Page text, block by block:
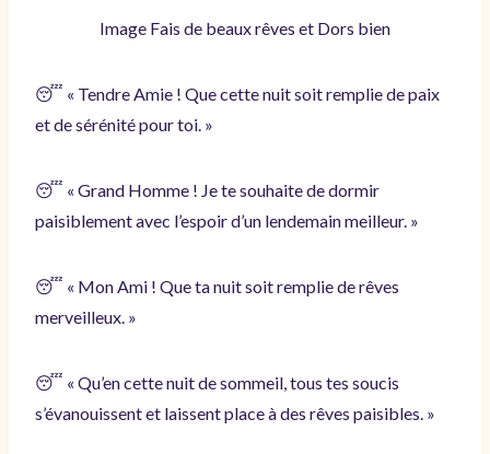
Image Fais de beaux rêves et Dors bien
😴 « Tendre Amie ! Que cette nuit soit remplie de paix
et de sérénité pour toi. »
😴 « Grand Homme ! Je te souhaite de dormir
paisiblement avec l’espoir d’un lendemain meilleur. »
😴 « Mon Ami ! Que ta nuit soit remplie de rêves
merveilleux. »
😴 « Qu’en cette nuit de sommeil, tous tes soucis
s’évanouissent et laissent place à des rêves paisibles. »